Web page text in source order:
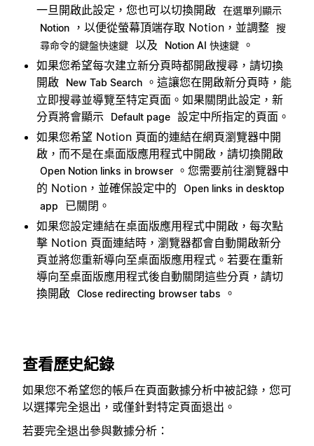
一旦開啟此設定，您也可以切換開啟 在選單列顯示
Notion
，以便從螢幕頂端存取 Notion，並調整 搜
尋命令的鍵盤快速鍵 以及 Notion AI 快速鍵 。
如果您希望每次建立新分頁時都開啟搜尋，請切換
開啟
New Tab Search 。這讓您在開啟新分頁時，能
立即搜尋並導覽至特定頁面。如果關閉此設定，新
分頁將會顯示
Default page 設定中所指定的頁面。
如果您希望 Notion 頁面的連結在網頁瀏覽器中開
啟，而不是在桌面版應用程式中開啟，請切換開啟
Open Notion links in browser 。您需要前往瀏覽器中
的 Notion，並確保設定中的
Open links in desktop
app
已關閉。
如果您設定連結在桌面版應用程式中開啟，每次點
擊 Notion 頁面連結時，瀏覽器都會自動開啟新分
頁並將您重新導向至桌面版應用程式。若要在重新
導向至桌面版應用程式後自動關閉這些分頁，請切
換開啟 Close redirecting browser tabs 。
查看歷史紀錄
如果您不希望您的帳戶在頁面數據分析中被記錄，您可
以選擇完全退出，或僅針對特定頁面退出。
若要完全退出參與數據分析：